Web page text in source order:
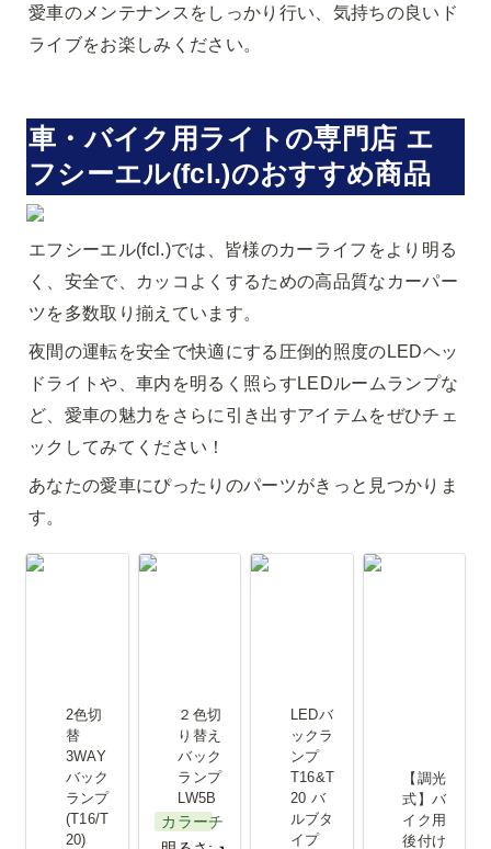
愛車のメンテナンスをしっかり行い、気持ちの良いド
ライブをお楽しみください。
車・バイク用ライトの専門店 エ
フシーエル(fcl.)のおすすめ商品
エフシーエル(fcl.)では、皆様のカーライフをより明る
く、安全で、カッコよくするための高品質なカーパー
ツを多数取り揃えています。
夜間の運転を安全で快適にする圧倒的照度のLEDヘッ
ドライトや、車内を明るく照らすLEDルームランプな
ど、愛車の魅力をさらに引き出すアイテムをぜひチェ
ックしてみてください！
あなたの愛車にぴったりのパーツがきっと見つかりま
す。
2色切替
2色切
替
3WAY
バック
ランプ
(T16/T
20)
２色切り替
２色切
り替え
バック
ランプ
LW5B
カラーチェンジ
LEDバック
LEDバ
ックラ
ンプ
T16&T
20 バ
ルブタ
イプ
【調光式】
【調光
式】バ
イク用
後付け